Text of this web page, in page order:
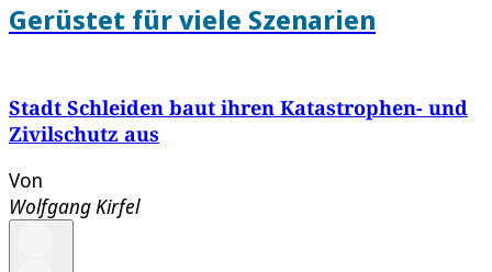
Gerüstet für viele Szenarien
Stadt Schleiden baut ihren Katastrophen- und
Zivilschutz aus
Von
Wolfgang Kirfel